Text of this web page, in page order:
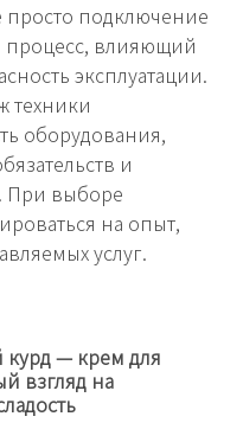
просто подключение
процесс, влияющий
эксплуатации.
техники
оборудования,
и
При выборе
на опыт,
услуг.
— крем для
взгляд на